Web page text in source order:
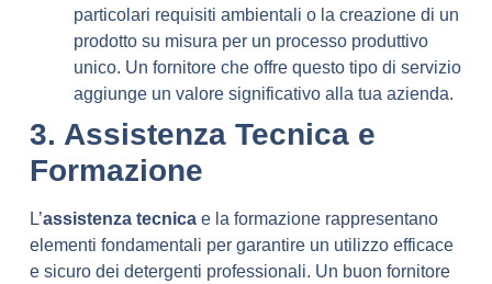
particolari requisiti ambientali o la creazione di un
prodotto su misura per un processo produttivo
unico. Un fornitore che offre questo tipo di servizio
aggiunge un valore significativo alla tua azienda.
3. Assistenza Tecnica e
Formazione
L’assistenza tecnicae la formazione rappresentano
elementi fondamentali per garantire un utilizzo efficace
e sicuro dei detergenti professionali. Un buon fornitore